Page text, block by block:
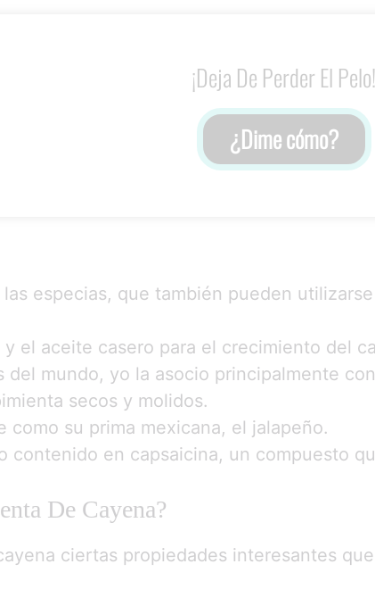
¡Deja De Perder El Pelo!
¿Dime cómo?
especias, que también pueden
el aceite casero para el crecimiento del
mundo, yo la asocio principalmente
secos y molidos.
su prima mexicana, el jalapeño.
contenido en capsaicina, un compuesto
De Cayena?
ciertas propiedades interesantes